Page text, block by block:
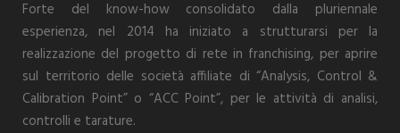
Forte del know-how consolidato dalla pluriennale
esperienza, nel 2014 ha iniziato a strutturarsi per la
realizzazione del progetto di rete in franchising, per aprire
sul territorio delle società affiliate di “Analysis, Control &
Calibration Point” o “ACC Point”, per le attività di analisi,
controlli e tarature.